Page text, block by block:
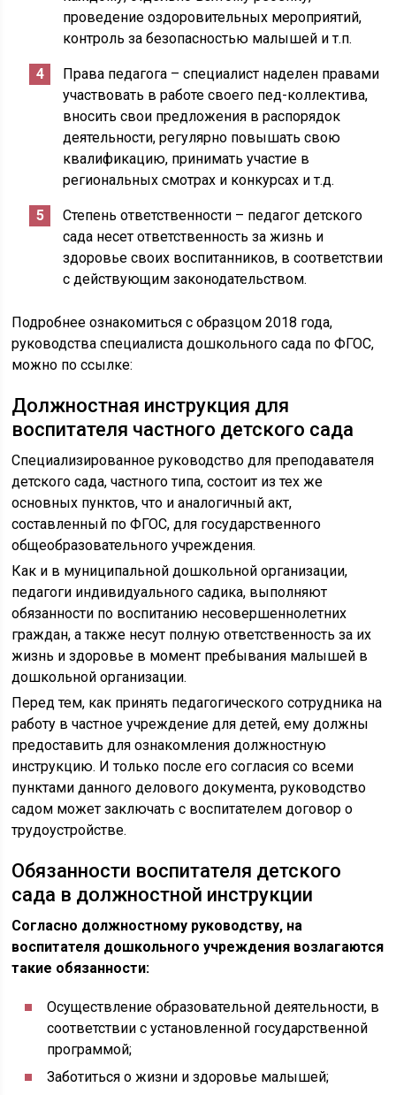
проведение оздоровительных мероприятий,
контроль за безопасностью малышей и т.п.
Права педагога – специалист наделен правами
участвовать в работе своего пед-коллектива,
вносить свои предложения в распорядок
деятельности, регулярно повышать свою
квалификацию, принимать участие в
региональных смотрах и конкурсах и т.д.
Степень ответственности – педагог детского
сада несет ответственность за жизнь и
здоровье своих воспитанников, в соответствии
с действующим законодательством.
Подробнее ознакомиться с образцом 2018 года,
руководства специалиста дошкольного сада по ФГОС,
можно по ссылке:
Должностная инструкция для
воспитателя частного детского сада
Специализированное руководство для преподавателя
детского сада, частного типа, состоит из тех же
основных пунктов, что и аналогичный акт,
составленный по ФГОС, для государственного
общеобразовательного учреждения.
Как и в муниципальной дошкольной организации,
педагоги индивидуального садика, выполняют
обязанности по воспитанию несовершеннолетних
граждан, а также несут полную ответственность за их
жизнь и здоровье в момент пребывания малышей в
дошкольной организации.
Перед тем, как принять педагогического сотрудника на
работу в частное учреждение для детей, ему должны
предоставить для ознакомления должностную
инструкцию. И только после его согласия со всеми
пунктами данного делового документа, руководство
садом может заключать с воспитателем договор о
трудоустройстве.
Обязанности воспитателя детского
сада в должностной инструкции
Согласно должностному руководству, на
воспитателя дошкольного учреждения возлагаются
такие обязанности:
Осуществление образовательной деятельности, в
соответствии с установленной государственной
программой;
Заботиться о жизни и здоровье малышей;